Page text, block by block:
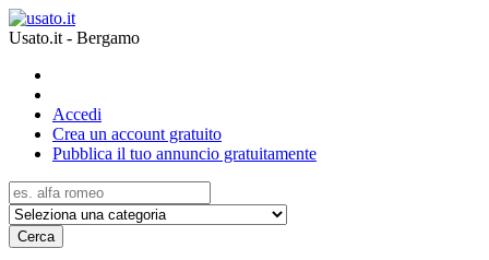
Usato.it - Bergamo
Accedi
Crea un account gratuito
Pubblica il tuo annuncio gratuitamente
Cerca